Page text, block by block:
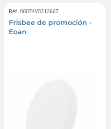
Réf. 00074V0213667
Frisbee de promoción -
Eoan